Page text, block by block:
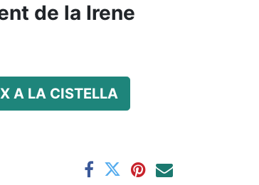
de la Irene
A LA CISTELLA